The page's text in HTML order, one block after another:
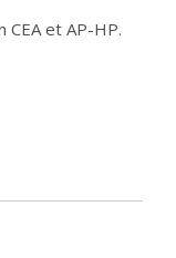
CEA et AP-HP.